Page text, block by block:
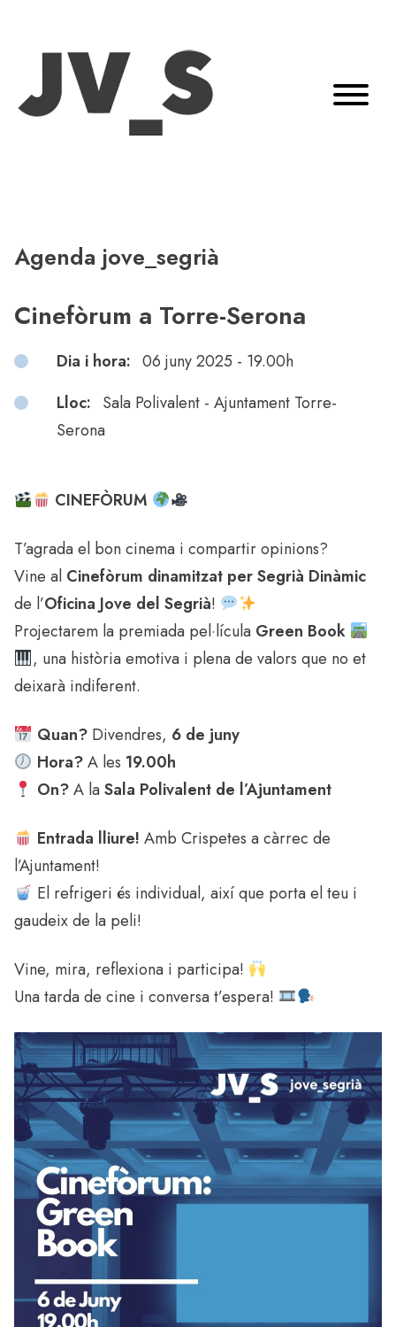
Agenda jove_segrià
Cinefòrum a Torre-Serona
Dia i hora: 06 juny 2025 - 19.00h
Lloc: Sala Polivalent - Ajuntament Torre-
Serona
CINEFÒRUM
T’agrada el bon cinema i compartir opinions?
Vine al Cinefòrum dinamitzat per Segrià Dinàmic
de l’Oficina Jove del Segrià!
Projectarem la premiada pel·lícula Green Book
, una història emotiva i plena de valors que no et
deixarà indiferent.
Quan?Divendres, 6 de juny
Hora?A les 19.00h
On?A laSala Polivalent de l’Ajuntament
Entrada lliure! Amb Crispetes a càrrec de
l’Ajuntament!
El refrigeri és individual, així que porta el teu i
gaudeix de la peli!
Vine, mira, reflexiona i participa!
Una tarda de cine i conversa t’espera!